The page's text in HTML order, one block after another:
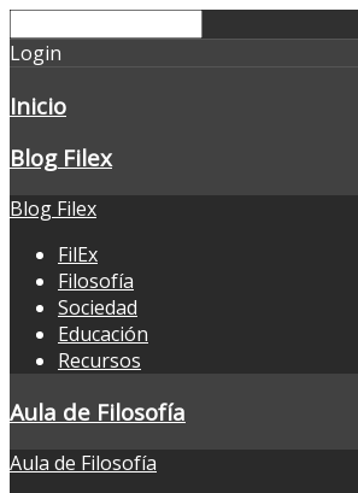
Login
Inicio
Blog Filex
Blog Filex
FilEx
Filosofía
Sociedad
Educación
Recursos
Aula de Filosofía
Aula de Filosofía